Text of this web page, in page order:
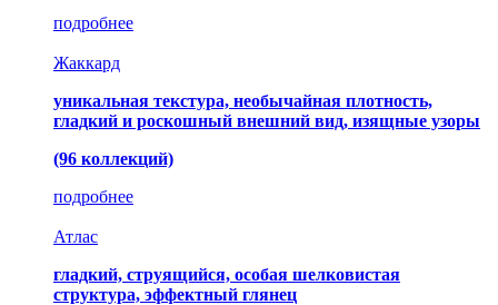
подробнее
Жаккард
уникальная текстура, необычайная плотность,
гладкий и роскошный внешний вид, изящные узоры
(96 коллекций)
подробнее
Атлас
гладкий, струящийся, особая шелковистая
структура, эффектный глянец